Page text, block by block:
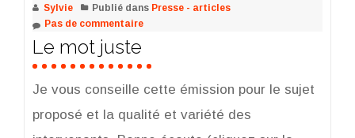
Sylvie Publié dans Presse - articles
Pas de commentaire
Le mot juste
Je vous conseille cette émission pour le sujet
proposé et la qualité et variété des